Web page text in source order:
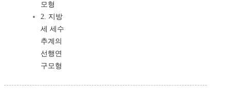
모형
2. 지방
세 세수
추계의
선행연
구모형